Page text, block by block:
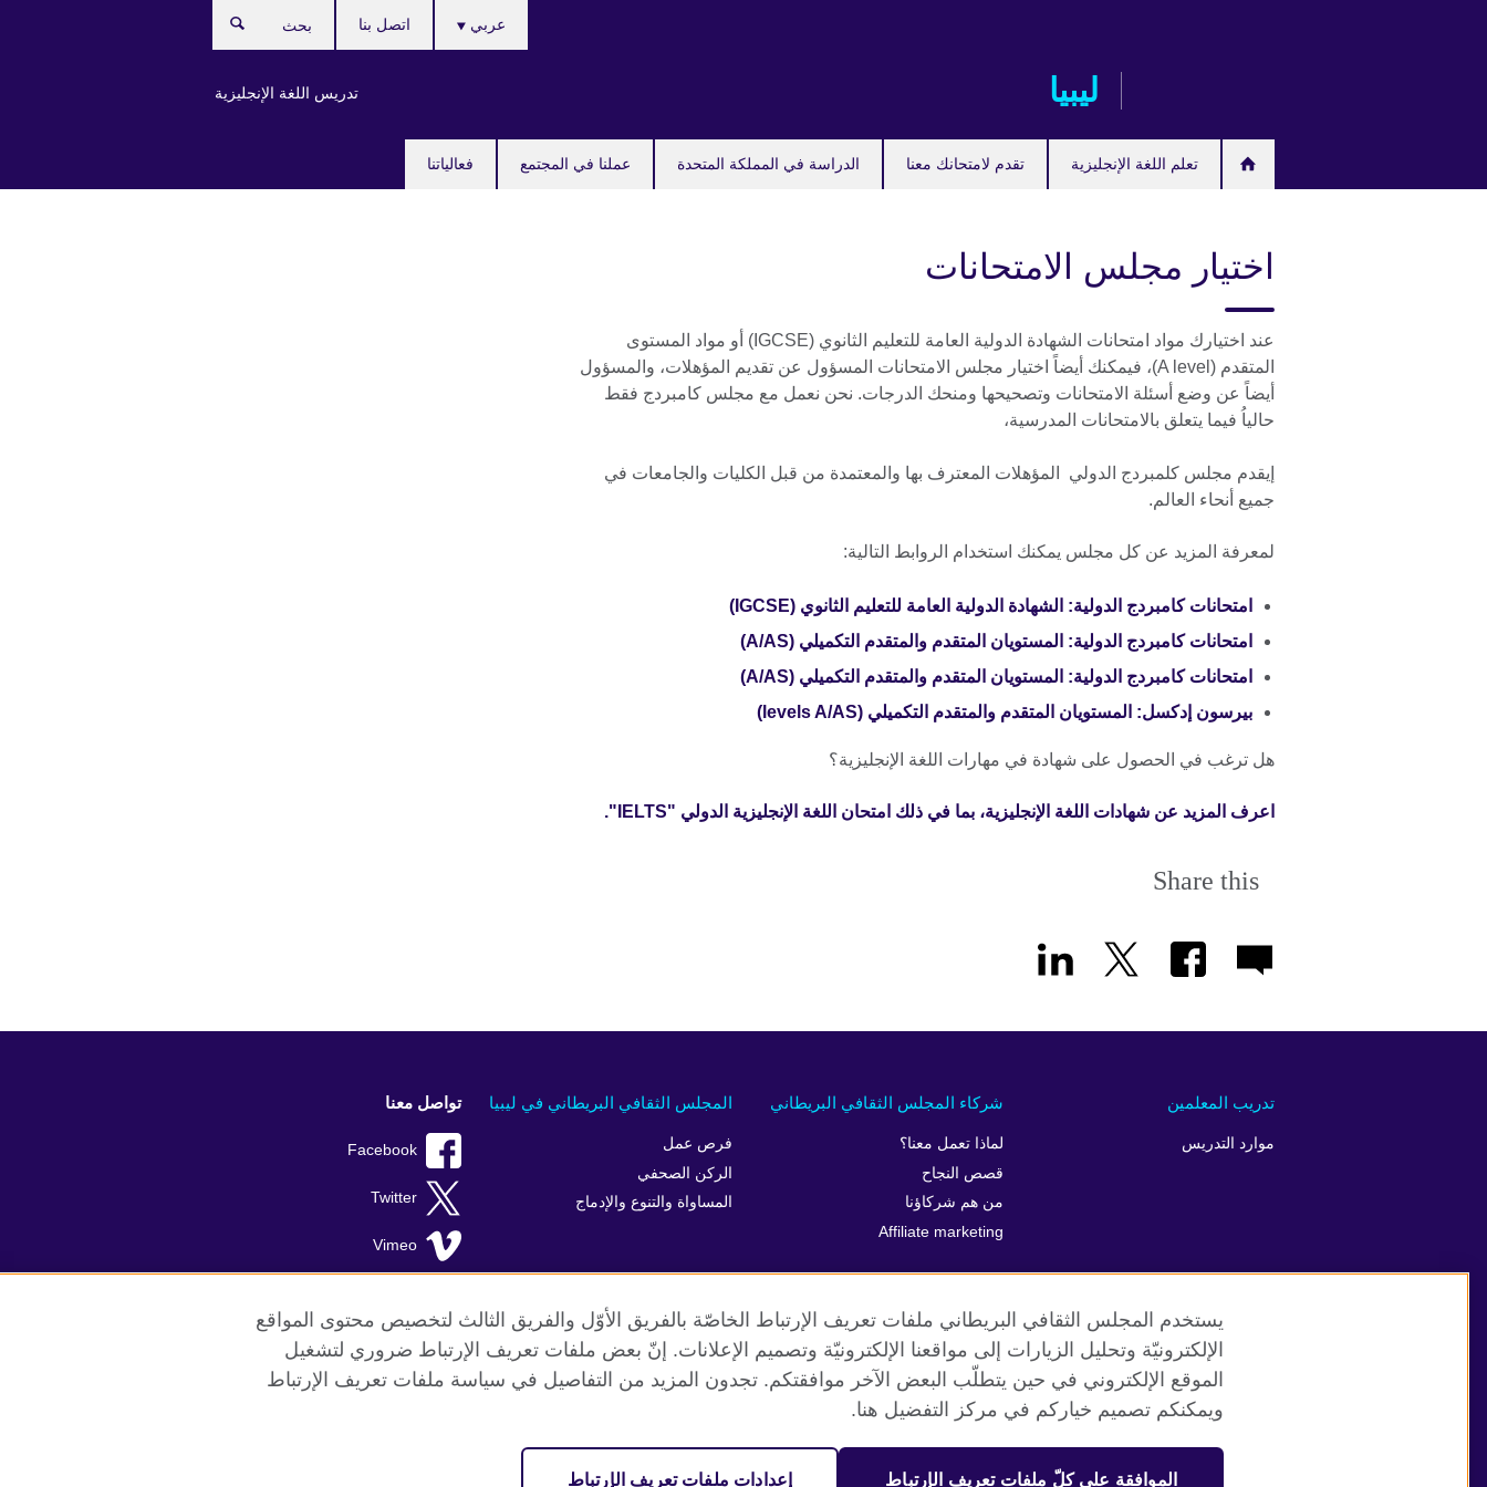
ليبيا
تعلم اللغة الإنجليزية تقدم لامتحانك معنا الدراسة في المملكة المتحدة عملنا في المجتمع فعالياتنا
عربي
تدريس اللغة الإنجليزية
اتصل بنا
اختيار مجلس الامتحانات
عند اختيارك مواد امتحانات الشهادة الدولية العامة للتعليم الثانوي (IGCSE) أو مواد المستوى
المتقدم (A level)، فيمكنك أيضاً اختيار مجلس الامتحانات المسؤول عن تقديم المؤهلات، والمسؤول
أيضاً عن وضع أسئلة الامتحانات وتصحيحها ومنحك الدرجات. نحن نعمل مع مجلس كامبردج فقط
حالياُ فيما يتعلق بالامتحانات المدرسية،
إيقدم مجلس كلمبردج الدولي المؤهلات المعترف بها والمعتمدة من قبل الكليات والجامعات في
جميع أنحاء العالم.
لمعرفة المزيد عن كل مجلس يمكنك استخدام الروابط التالية:
امتحانات كامبردج الدولية: الشهادة الدولية العامة للتعليم الثانوي (IGCSE)
امتحانات كامبردج الدولية: المستويان المتقدم والمتقدم التكميلي (A/AS)
امتحانات كامبردج الدولية: المستويان المتقدم والمتقدم التكميلي (A/AS)
بيرسون إدكسل: المستويان المتقدم والمتقدم التكميلي (levels A/AS)
هل ترغب في الحصول على شهادة في مهارات اللغة الإنجليزية؟
اعرف المزيد عن شهادات اللغة الإنجليزية، بما في ذلك امتحان اللغة الإنجليزية الدولي "IELTS".
Share this
المجلس الثقافي البريطاني في ليبيا
فرص عمل
الركن الصحفي
المساواة والتنوع والإدماج
شركاء المجلس الثقافي البريطاني
لماذا تعمل معنا؟
قصص النجاح
من هم شركاؤنا
Affiliate marketing
تدريب المعلمين
موارد التدريس
تواصل معنا
Facebook
Twitter
Vimeo
موقع المجلس الثقافي البريطاني العالمي الخصوصية وشروط الاستخدام
يستخدم المجلس الثقافي البريطاني ملفات تعريف الإرتباط الخاصّة بالفريق الأوّل والفريق الثالث لتخصيص محتوى المواقع
الإلكترونيّة وتحليل الزيارات إلى مواقعنا الإلكترونيّة وتصميم الإعلانات. إنّ بعض ملفات تعريف الإرتباط ضروري لتشغيل
الموقع الإلكتروني في حين يتطلّب البعض الآخر موافقتكم. تجدون المزيد من التفاصيل في سياسة ملفات تعريف الإرتباط
ويمكنكم تصميم خياركم في مركز التفضيل هنا.
الموافقة على كلّ ملفات تعريف الإرتباط إعدادات ملفات تعريف الإرتباط